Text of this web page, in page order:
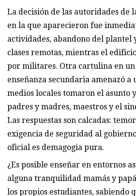
La decisión de las autoridades de
en la que aparecieron fue
actividades, abandono del plantel
clases remotas, mientras el
por militares. Otra cartulina en
enseñanza secundaria amenazó a
medios locales tomaron el asunto
padres y madres, maestros y el
Las respuestas son calcadas:
exigencia de seguridad al
oficial es demagogia pura.
¿Es posible enseñar en entornos
alguna tranquilidad mamás y
los propios estudiantes, sabiendo